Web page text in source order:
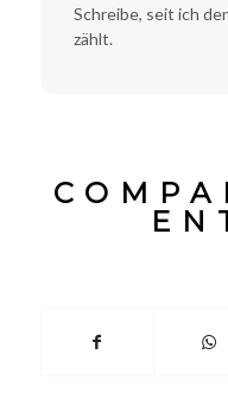
Schreibe, seit ich
zählt.